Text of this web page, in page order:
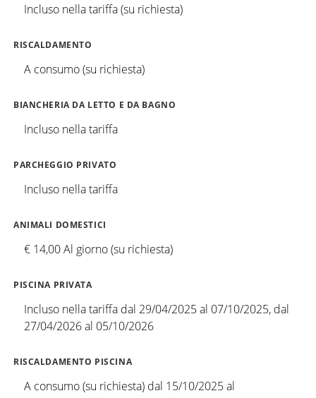
Incluso nella tariffa (su richiesta)
RISCALDAMENTO
A consumo (su richiesta)
BIANCHERIA DA LETTO E DA BAGNO
Incluso nella tariffa
PARCHEGGIO PRIVATO
Incluso nella tariffa
ANIMALI DOMESTICI
€ 14,00 Al giorno (su richiesta)
PISCINA PRIVATA
Incluso nella tariffa dal 29/04/2025 al 07/10/2025, dal
27/04/2026 al 05/10/2026
RISCALDAMENTO PISCINA
A consumo (su richiesta) dal 15/10/2025 al